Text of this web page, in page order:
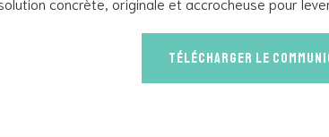
Télécharger le